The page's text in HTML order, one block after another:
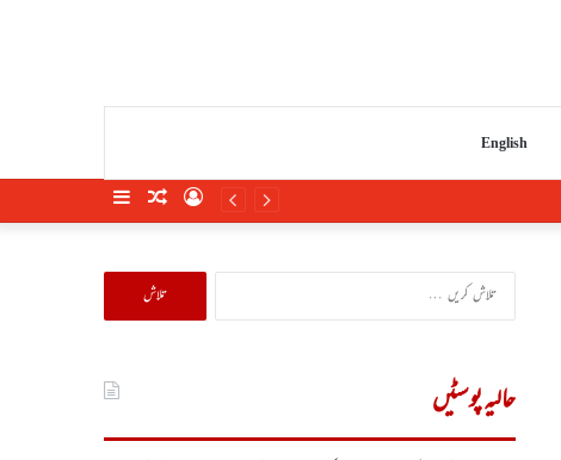
English
SidebarRandomLog
تلاش
کریں
حالیہ پوسٹیں